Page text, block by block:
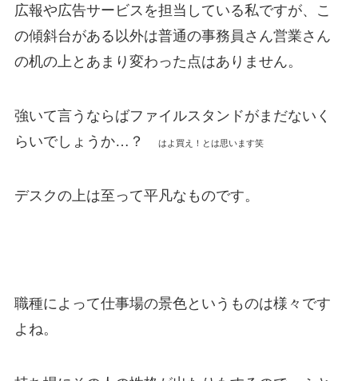
広報や広告サービスを担当している私ですが、こ
の傾斜台がある以外は普通の事務員さん営業さん
の机の上とあまり変わった点はありません。
強いて言うならばファイルスタンドがまだないく
らいでしょうか…？
はよ買え！とは思います笑
デスクの上は至って平凡なものです。
職種によって仕事場の景色というものは様々です
よね。